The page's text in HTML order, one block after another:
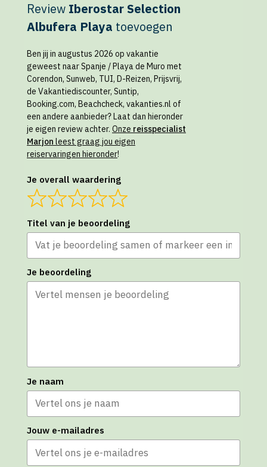
Review Iberostar Selection
Albufera Playa toevoegen
Ben jij in augustus 2026 op vakantie
geweest naar Spanje / Playa de Muro met
Corendon, Sunweb, TUI, D-Reizen, Prijsvrij,
de Vakantiediscounter, Suntip,
Booking.com, Beachcheck, vakanties.nl of
een andere aanbieder? Laat dan hieronder
je eigen review achter. Onze reisspecialist
Marjon leest graag jou eigen
reiservaringen hieronder!
Je overall waardering
Titel van je beoordeling
Je beoordeling
Je naam
Jouw e-mailadres